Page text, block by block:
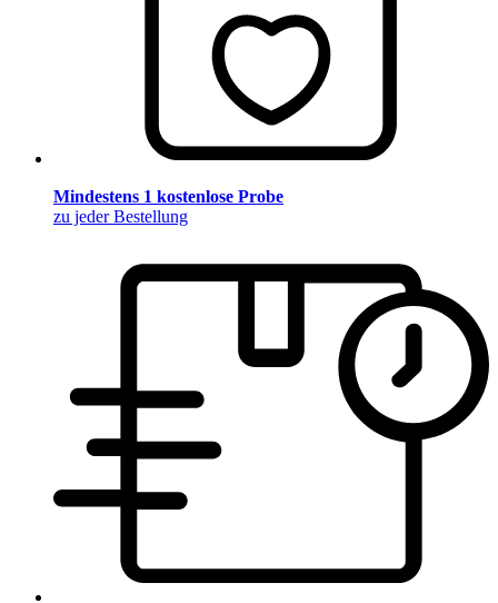
Mindestens 1 kostenlose Probe
zu jeder Bestellung